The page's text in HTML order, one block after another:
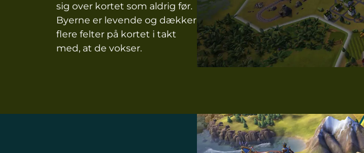
sig over kortet som aldrig før.
Byerne er levende og dækker
flere felter på kortet i takt
med, at de vokser.